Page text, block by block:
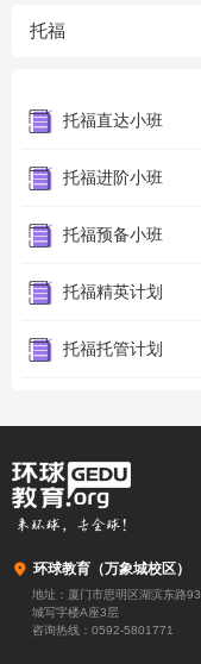
托福
托福直达小班
托福进阶小班
托福预备小班
托福精英计划
托福托管计划
 环球教育（万象城校区）
地址：厦门市思明区湖滨东路
城写字楼A座3层
咨询热线： 0592-5801771